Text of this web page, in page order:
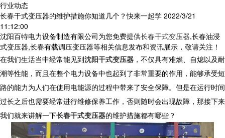
行业动态
长春干式变压器的维护措施你知道几个？快来一起学 2022/3/21
11:12:00
沈阳百特电力设备制造有限公司为您免费提供长春干式变压器,长春油浸
式变压器,长春有载调压变压器等相关信息发布和资讯展示，敬请关注！
在我们生活当中经常能见到沈阳干式变压器 ，不仅具有难燃、自熄以及耐
潮等性能，而且在整个电力设备中也起到了非常重要的作用，能够承受短
路的能力为人们在使用电能源的过程中带来了安全保障。但是在运行时间
过长之后也需要经常进行维修保养工作，否则随时会出现故障，那接下来
我们就来讲解一下长春干式变压器的维护措施都有哪些？